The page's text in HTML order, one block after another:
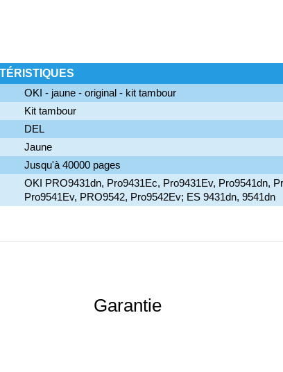
OKI - jaune - original - kit tambour
Kit tambour
DEL
Jaune
Jusqu'à 40000 pages
OKI PRO9431dn, Pro9431Ec, Pro9431Ev, Pro9541dn,
Pro9541Ev, PRO9542, Pro9542Ev; ES 9431dn, 9541dn
Garantie